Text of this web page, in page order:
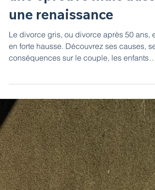
séparer après 50 ans,
une épreuve mais aussi
une renaissance
conséquences sur le couple, les enfants…